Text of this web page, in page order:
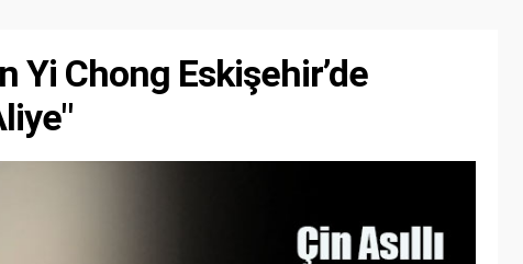
Yi Chong Eskişehir’de